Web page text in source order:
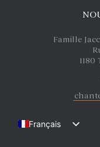
Famille
Français